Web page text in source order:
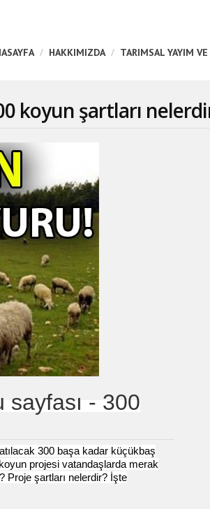
HAKKIMIZDA TARIMSAL YAYIM
koyun şartları
- 300
300 başa kadar küçükbaş
projesi vatandaşlarda merak
Proje şartları nelerdir? İşte